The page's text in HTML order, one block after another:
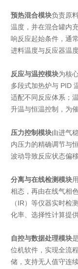
预热混合模块负责原
温度，并在混合罐内
响反应起始条件，通
进料温度与反应器温度
反应与温控模块为核
多段式加热炉与 PID
适配不同反应体系；
升温与恒温控制，为
压力控制模块由进气
内压力的精确调节与
波动导致反应状态偏
分离与在线检测模块
相态，再由在线气相
（IR）等仪器实时检
化率、选择性计算提供
自控与数据处理模块
位机软件，实现全流
储，支持无人值守连